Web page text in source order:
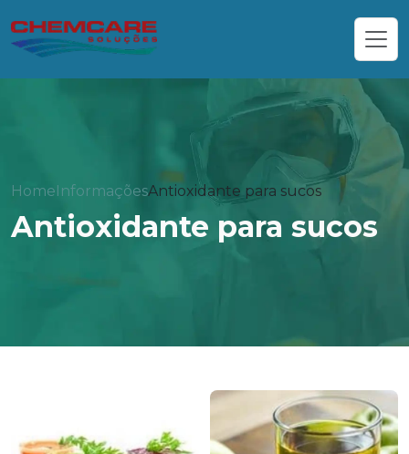
HomeInformaçõesAntioxidante para sucos
Antioxidante para sucos